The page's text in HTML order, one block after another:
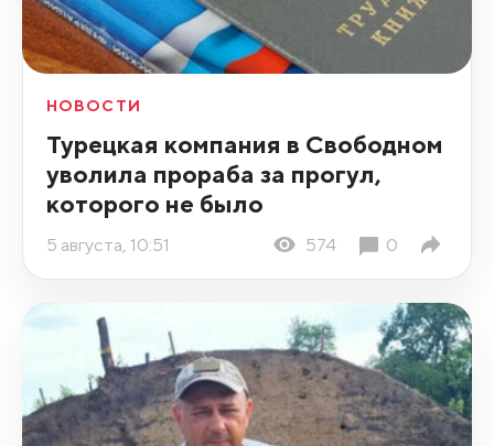
НОВОСТИ
Турецкая компания в Свободном
уволила прораба за прогул,
которого не было
5 августа, 10:51 574 0